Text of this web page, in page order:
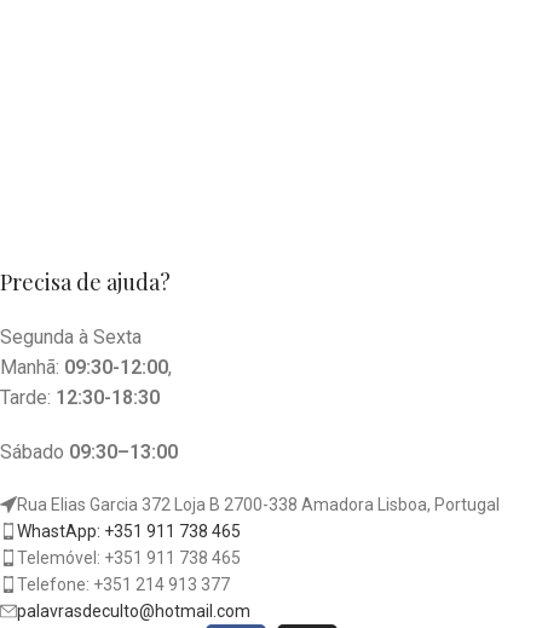
Precisa de ajuda?
Segunda à Sexta
Manhã: 09:30-12:00,
Tarde: 12:30-18:30
Sábado 09:30–13:00
Rua Elias Garcia 372 Loja B 2700-338 Amadora Lisboa, Portugal
WhastApp: +351 911 738 465
Telemóvel: +351 911 738 465
Telefone: +351 214 913 377
palavrasdeculto@hotmail.com